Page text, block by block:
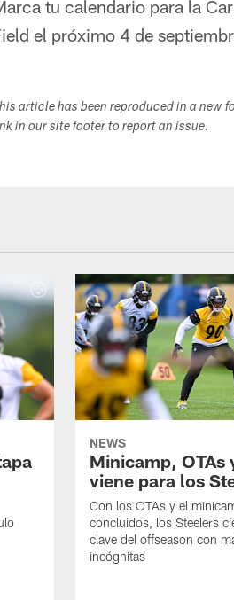
tu calendario para la
el próximo 4 de
article has been reproduced in a new
in our site footer to report an issue.
NEWS
Minicamp, OTAs
viene para los
Con los OTAs y el
concluidos, los Steelers
clave del offseason con
incógnitas